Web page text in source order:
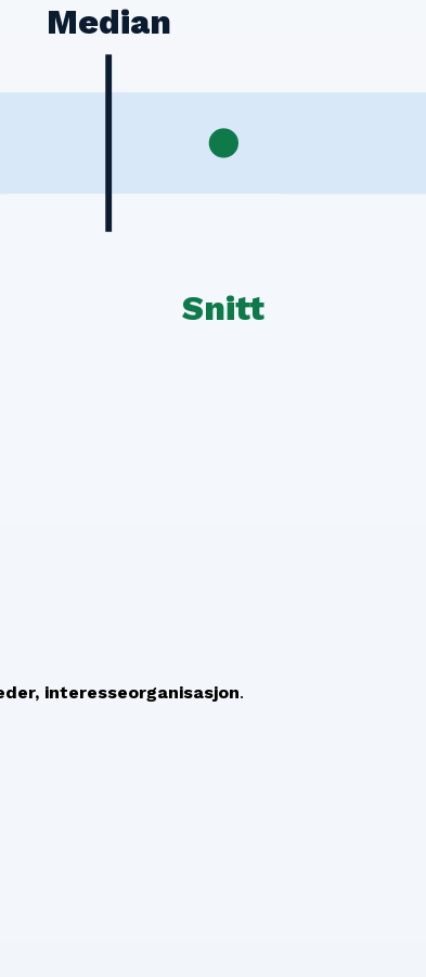
Median
Snitt
interesseorganisasjon.